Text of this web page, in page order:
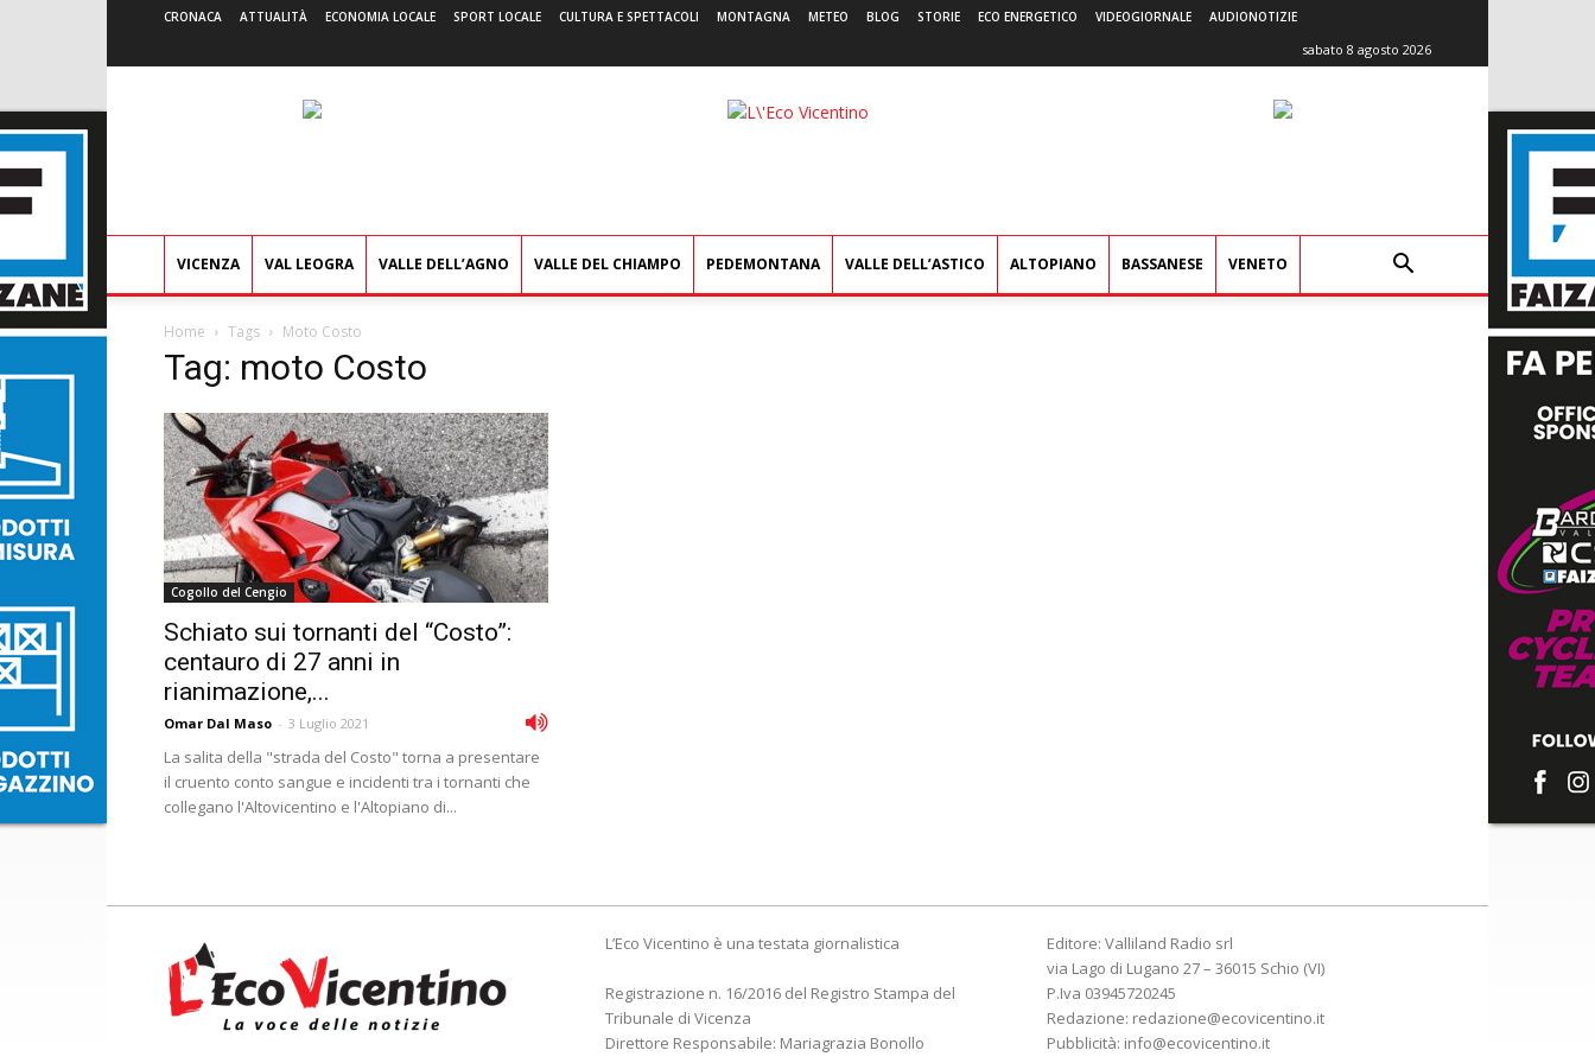
CRONACA ATTUALITÀ ECONOMIA LOCALE SPORT LOCALE CULTURA E SPETTACOLI MONTAGNA METEO BLOG STORIE ECO ENERGETICO VIDEOGIORNALE AUDIONOTIZIE
sabato 8 agosto 2026
L'Eco
VICENZA VAL LEOGRA VALLE DELL’AGNO VALLE DEL CHIAMPO PEDEMONTANA VALLE DELL’ASTICO ALTOPIANO BASSANESE VENETO
Home Tags Moto Costo
Tag: moto Costo
Cogollo del Cengio
Schiato sui tornanti del “Costo”:
centauro di 27 anni in
rianimazione,...
Omar Dal Maso - 3 Luglio 2021
La salita della "strada del Costo" torna a presentare
il cruento conto sangue e incidenti tra i tornanti che
collegano l'Altovicentino e l'Altopiano di...
L’Eco Vicentino è una testata giornalistica
Registrazione n. 16/2016 del Registro Stampa del
Tribunale di Vicenza
Direttore Responsabile: Mariagrazia Bonollo
Editore: Valliland Radio srl
via Lago di Lugano 27 – 36015 Schio (VI)
P.Iva 03945720245
Redazione: redazione@ecovicentino.it
Pubblicità: info@ecovicentino.it